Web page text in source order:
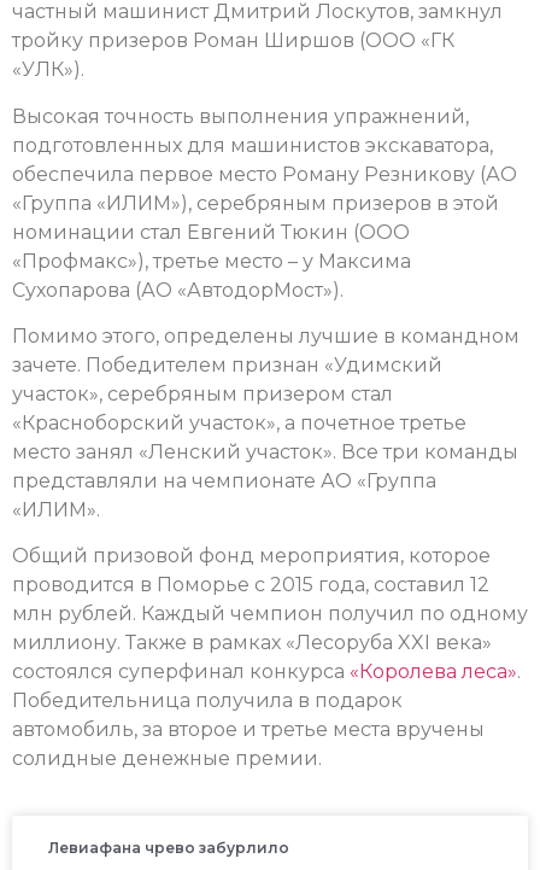
частный машинист Дмитрий Лоскутов, замкнул
тройку призеров Роман Ширшов (ООО «ГК
«УЛК»).
Высокая точность выполнения упражнений,
подготовленных для машинистов экскаватора,
обеспечила первое место Роману Резникову (АО
«Группа «ИЛИМ»), серебряным призеров в этой
номинации стал Евгений Тюкин (ООО
«Профмакс»), третье место – у Максима
Сухопарова (АО «АвтодорМост»).
Помимо этого, определены лучшие в командном
зачете. Победителем признан «Удимский
участок», серебряным призером стал
«Красноборский участок», а почетное третье
место занял «Ленский участок». Все три команды
представляли на чемпионате АО «Группа
«ИЛИМ».
Общий призовой фонд мероприятия, которое
проводится в Поморье с 2015 года, составил 12
млн рублей. Каждый чемпион получил по одному
миллиону. Также в рамках «Лесоруба XXI века»
состоялся суперфинал конкурса «Королева леса».
Победительница получила в подарок
автомобиль, за второе и третье места вручены
солидные денежные премии.
Левиафана чрево забурлило